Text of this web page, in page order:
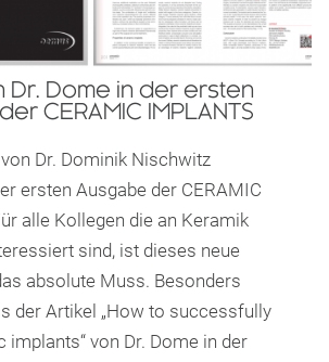
Dr. Dome in der ersten
CERAMIC IMPLANTS
Dr. Dominik Nischwitz
ersten Ausgabe der CERAMIC
alle Kollegen die an Keramik
sind, ist dieses neue
absolute Muss. Besonders
der Artikel „How to successfully
implants“ von Dr. Dome in der